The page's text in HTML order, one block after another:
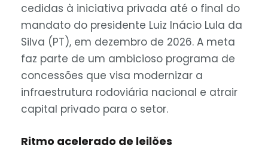
cedidas à iniciativa privada até o final do
mandato do presidente Luiz Inácio Lula da
Silva (PT), em dezembro de 2026. A meta
faz parte de um ambicioso programa de
concessões que visa modernizar a
infraestrutura rodoviária nacional e atrair
capital privado para o setor.
Ritmo acelerado de leilões